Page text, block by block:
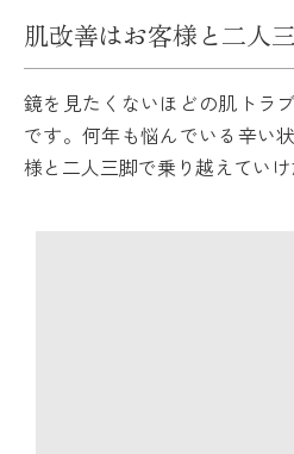
肌改善はお客様と二人
鏡を見たくないほどの肌トラ
です。何年も悩んでいる辛い
様と二人三脚で乗り越えていけ